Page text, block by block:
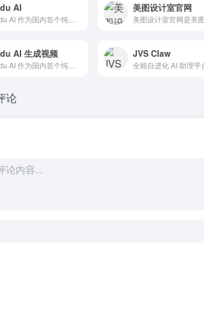
AI 美图设计室官网
AI 生成视频 JVS Claw
论